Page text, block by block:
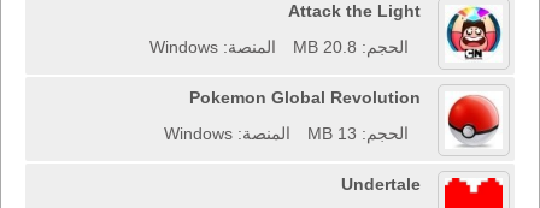
Attack the Light
الحجم: 20.8 MB
المنصة: Windows
Pokemon Global Revolution
الحجم: 13 MB
المنصة: Windows
Undertale